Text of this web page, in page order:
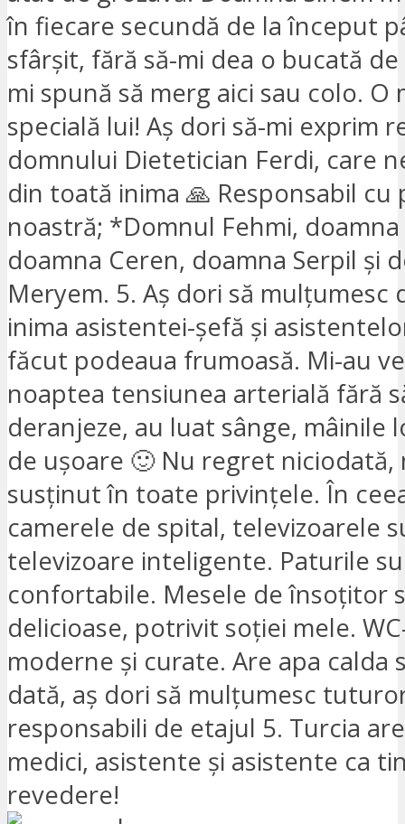
în fiecare secundă de la început
sfârșit, fără să-mi dea o bucată
mi spună să merg aici sau colo. O
specială lui! Aș dori să-mi exprim
domnului Dietetician Ferdi, care
din toată inima 🙏 Responsabil cu
noastră; *Domnul Fehmi,
doamna Ceren, doamna Serpil și
Meryem. 5. Aș dori să mulțumesc
inima asistentei-șefă și
făcut podeaua frumoasă. Mi-au
noaptea tensiunea arterială fără
deranjeze, au luat sânge, mâinile
de ușoare 🙂 Nu regret niciodată,
susținut în toate privințele. În
camerele de spital, televizoarele
televizoare inteligente. Paturile
confortabile. Mesele de însoțitor
delicioase, potrivit soției mele.
moderne și curate. Are apa calda
dată, aș dori să mulțumesc
responsabili de etajul 5. Turcia
medici, asistente și asistente ca
revedere!